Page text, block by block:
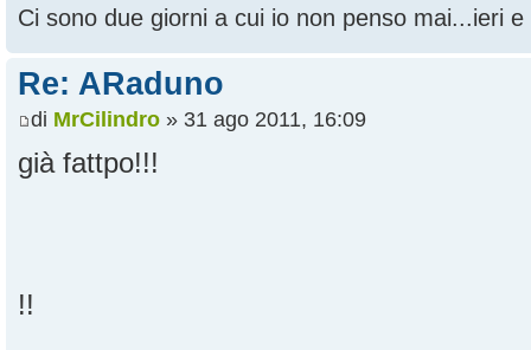
Ci sono due giorni a cui io non penso mai...ieri
Re: ARaduno
di MrCilindro » 31 ago 2011, 16:09
già fattpo!!!
!!